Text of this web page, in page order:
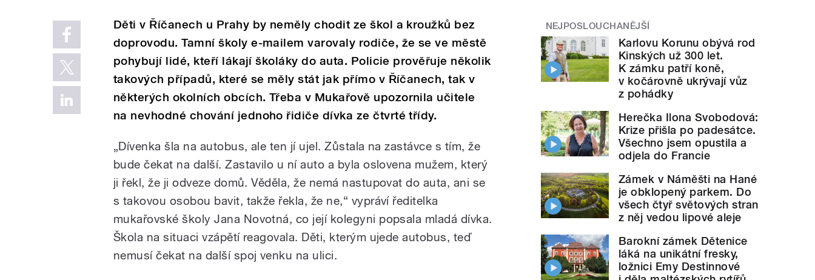
Děti v Říčanech u Prahy by neměly chodit ze škol a kroužků bez
doprovodu. Tamní školy e-mailem varovaly rodiče, že se ve městě
pohybují lidé, kteří lákají školáky do auta. Policie prověřuje několik
takových případů, které se měly stát jak přímo v Říčanech, tak v
některých okolních obcích. Třeba v Mukařově upozornila učitele
na nevhodné chování jednoho řidiče dívka ze čtvrté třídy.
„Dívenka šla na autobus, ale ten jí ujel. Zůstala na zastávce s tím, že
bude čekat na další. Zastavilo u ní auto a byla oslovena mužem, který
ji řekl, že ji odveze domů. Věděla, že nemá nastupovat do auta, ani se
s takovou osobou bavit, takže řekla, že ne,“ vypráví ředitelka
mukařovské školy Jana Novotná, co její kolegyni popsala mladá dívka.
Škola na situaci vzápětí reagovala. Děti, kterým ujede autobus, teď
nemusí čekat na další spoj venku na ulici.
NEJPOSLOUCHANĚJŠÍ
Karlovu Korunu obývá rod
Kinských už 300 let.
K zámku patří koně,
v kočárovně ukrývají vůz
z pohádky
Herečka Ilona Svobodová:
Krize přišla po padesátce.
Všechno jsem opustila a
odjela do Francie
Zámek v Náměšti na Hané
je obklopený parkem. Do
všech čtyř světových stran
z něj vedou lipové aleje
Barokní zámek Dětenice
láká na unikátní fresky,
ložnici Emy Destinnové